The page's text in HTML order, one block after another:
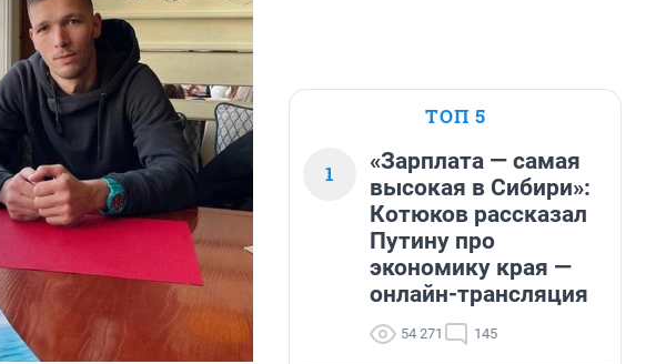
ТОП 5
1
«Зарплата — самая
высокая в Сибири»:
Котюков рассказал
Путину про
экономику края —
онлайн-трансляция
54 271 145